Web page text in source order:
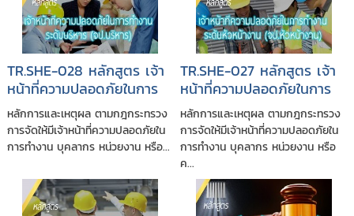
TR.SHE-028 หลักสูตร เจ้า
หน้าที่ความปลอดภัยในการ
ทำงานระดับบริหาร
(จป.บริหาร)
หลักการและเหตุผล ตามกฎกระทรวง
การจัดให้มีเจ้าหน้าที่ความปลอดภัยใน
การทำงาน บุคลากร หน่วยงาน หรือ...
TR.SHE-027 หลักสูตร เจ้า
หน้าที่ความปลอดภัยในการ
ทำงานระดับหัวหน้างาน
(จป.หัวหน้างาน)
หลักการและเหตุผล ตามกฎกระทรวง
การจัดให้มีเจ้าหน้าที่ความปลอดภัยใน
การทำงาน บุคลากร หน่วยงาน หรือ
ค...